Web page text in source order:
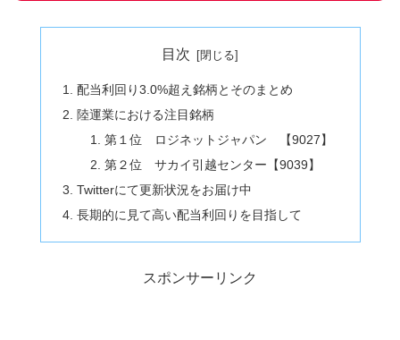
目次
配当利回り3.0%超え銘柄とそのまとめ
陸運業における注目銘柄
第１位 ロジネットジャパン 【9027】
第２位 サカイ引越センター【9039】
Twitterにて更新状況をお届け中
長期的に見て高い配当利回りを目指して
スポンサーリンク